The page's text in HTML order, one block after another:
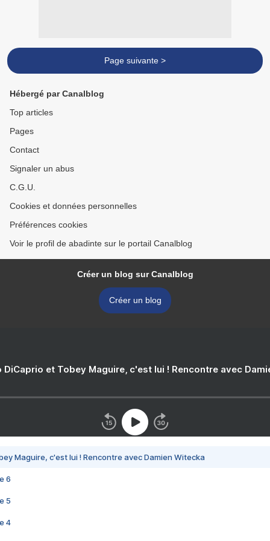
Page suivante >
Hébergé par Canalblog
Top articles
Pages
Contact
Signaler un abus
C.G.U.
Cookies et données personnelles
Préférences cookies
Voir le profil de abadinte sur le portail Canalblog
Créer un blog sur Canalblog
Créer un blog
DiCaprio et Tobey Maguire, c'est lui ! Rencontre avec
Maguire, c'est lui ! Rencontre avec Damien Witecka
6
5
4